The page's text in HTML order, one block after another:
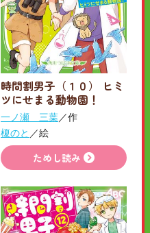
時間割男子（１０） ヒミ
ツにせまる動物園！
一ノ瀬 三葉／作
榎のと ／絵
ためし読み